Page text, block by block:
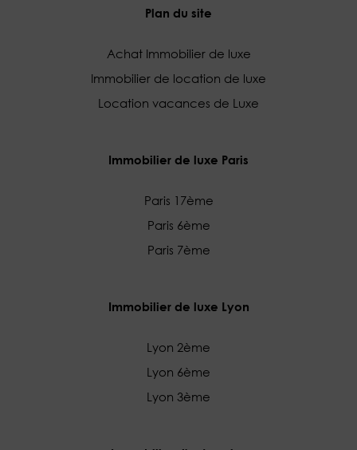
Plan du site
Achat Immobilier de luxe
Immobilier de location de luxe
Location vacances de Luxe
Immobilier de luxe Paris
Paris 17ème
Paris 6ème
Paris 7ème
Immobilier de luxe Lyon
Lyon 2ème
Lyon 6ème
Lyon 3ème